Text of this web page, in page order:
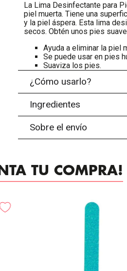
La Lima Desinfectante para
piel muerta. Tiene una
y la piel áspera. Esta lima
secos. Obtén unos pies
Ayuda a eliminar la piel
Se puede usar en pies
Suaviza los pies.
¿Cómo usarlo?
Ingredientes
Sobre el envío
TU COMPRA!